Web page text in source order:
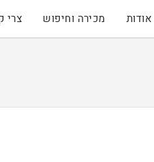
אודות מכירה וחיפוש צרי